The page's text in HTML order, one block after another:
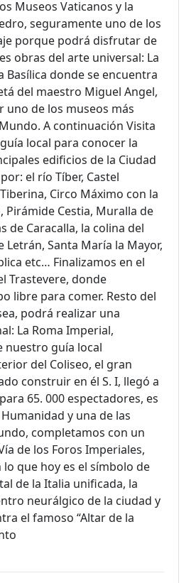
Museos Vaticanos y la
seguramente uno de los
porque podrá disfrutar de
obras del arte universal: La
Basílica donde se encuentra
del maestro Miguel Angel,
uno de los museos más
A continuación Visita
local para conocer la
edificios de la Ciudad
el río Tíber, Castel
Circo Máximo con la
Pirámide Cestia, Muralla de
de Caracalla, la colina del
Letrán, Santa María la Mayor,
etc… Finalizamos en el
Trastevere, donde
libre para comer. Resto del
podrá realizar una
La Roma Imperial,
nuestro guía local
del Coliseo, el gran
construir en él S. I, llegó a
65. 000 espectadores, es
y una de las
completamos con un
de los Foros Imperiales,
que hoy es el símbolo de
de la Italia unificada, la
neurálgico de la ciudad y
el famoso “Altar de la